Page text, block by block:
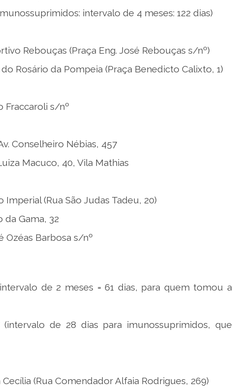
intervalo de 4 meses: 122 dias)
Rebouças (Praça Eng. José Rebouças s/nº)
Rosário da Pompeia (Praça Benedicto Calixto, 1)
Fraccaroli s/nº
Conselheiro Nébias, 457
Macuco, 40, Vila Mathias
(Rua São Judas Tadeu, 20)
da Gama, 32
Ozéas Barbosa s/nº
(intervalo de 2 meses = 61 dias, para quem tomou a
(intervalo de 28 dias para imunossuprimidos, que
(Rua Comendador Alfaia Rodrigues, 269)